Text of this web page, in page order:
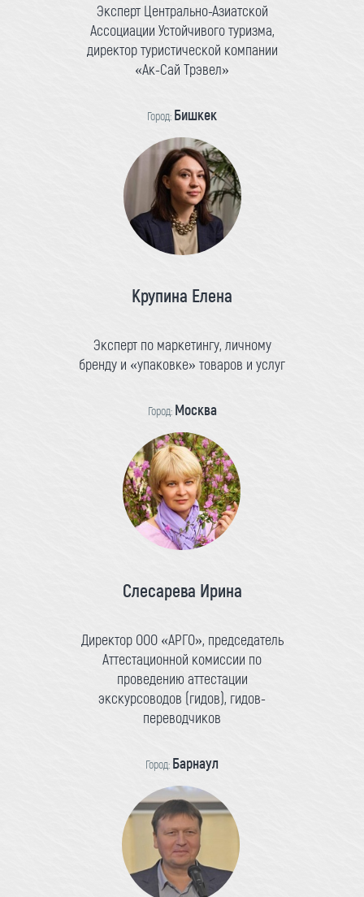
Эксперт Центрально-Азиатской
Ассоциации Устойчивого туризма,
директор туристической компании
«Ак-Сай Трэвел»
Город: Бишкек
Крупина Елена
Эксперт по маркетингу, личному
бренду и «упаковке» товаров и услуг
Город: Москва
Слесарева Ирина
Директор ООО «АРГО», председатель
Аттестационной комиссии по
проведению аттестации
экскурсоводов (гидов), гидов-
переводчиков
Город: Барнаул